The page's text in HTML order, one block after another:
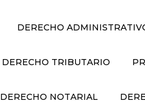
DERECHO
DERECHO TRIBUTARIO
DERECHO NOTARIAL